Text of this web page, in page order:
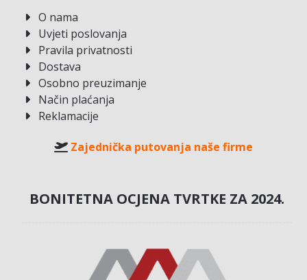
O nama
Uvjeti poslovanja
Pravila privatnosti
Dostava
Osobno preuzimanje
Način plaćanja
Reklamacije
Zajednička putovanja naše firme
BONITETNA OCJENA TVRTKE ZA 2024.